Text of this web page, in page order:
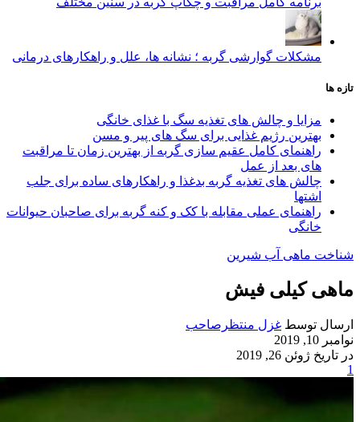
مشکلات گوارشی گربه ؛ نشانه‌ ها، علل و راهکارهای درمانی
تازه ها
مزایا و چالش‌ های تغذیه سگ با غذای خانگی
بهترین رژیم غذایی برای سگ‌ های پیر و مسن
راهنمای کامل عقیم سازی گربه از بهترین زمان تا مراقبت‌
های بعد از عمل
چالش‌ های تغذیه گربه بدغذا و راهکارهای ساده برای جلب
اشتها
راهنمای عملی مقابله با کک و کنه گربه برای صاحبان حیوانات
خانگی
شناخت ماهی آب شیرین
ماهی کیلی فیش
ارسال توسط غزل منتظرصاحب
نوامبر 10, 2019
در تاریخ ژوئن 26, 2019
1